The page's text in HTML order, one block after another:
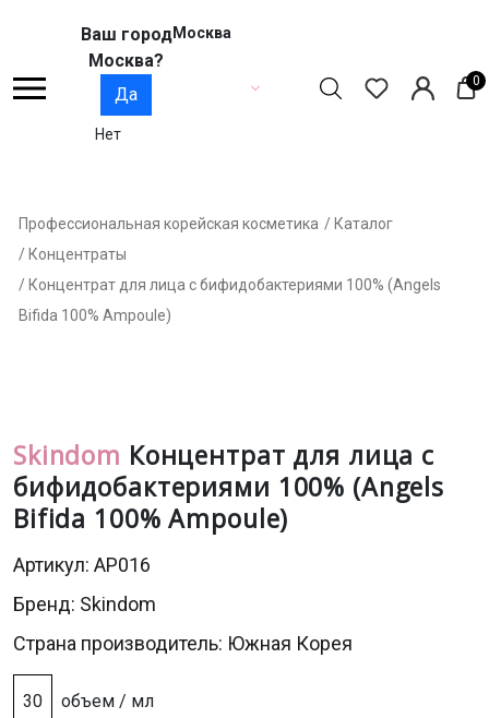
Ваш город
Москва?
Да
Нет
Москва
0
Профессиональная корейская косметика / Каталог
/ Концентраты
/ Концентрат для лица с бифидобактериями 100% (Angels
Bifida 100% Ampoule)
Skindom Концентрат для лица с
бифидобактериями 100% (Angels
Bifida 100% Ampoule)
Артикул: AP016
Бренд: Skindom
Страна производитель: Южная Корея
30 объем / мл